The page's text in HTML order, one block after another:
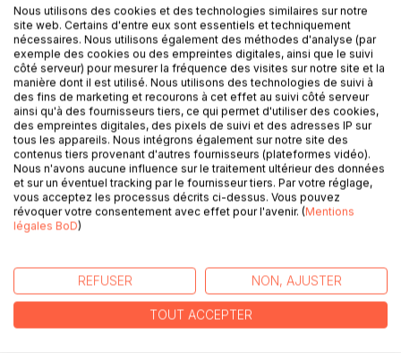
DESCRIPTION
Contaminations - épidémies - contagions - virus...
personne n'est à l''abri !
Certains(es) sont immunisés(es) naturellement, mais hélas,
beaucoup d'entre nous ne fabriquent pas suffisamment
d'anticorps et sommes à la merci de tout ce qui traîne.
Maladies virales, infectieuses ou orphelines, quelques-une
n'ont encore aucun traitement ou vaccin approprié et la
mort rôde à chaque instant ! mais il existe cependant un
procédé vieux comme le monde, naturel à 100%, sans
effets secondaires ni indésirables : la PRIÈRE et la pensée
Que ce soit pour lutter contre une infection déjà établie ou
simplement se protéger... quel est le risque de son
utilisation ? AUCUN, si ce n'est celui d'aller vers un mieux
être !
Nous utilisons des cookies et des technologies similaires sur notre
site web. Certains d'entre eux sont essentiels et techniquement
nécessaires. Nous utilisons également des méthodes d'analyse (par
exemple des cookies ou des empreintes digitales, ainsi que le suivi
côté serveur) pour mesurer la fréquence des visites sur notre site et la
manière dont il est utilisé. Nous utilisons des technologies de suivi à
des fins de marketing et recourons à cet effet au suivi côté serveur
ainsi qu'à des fournisseurs tiers, ce qui permet d'utiliser des cookies,
des empreintes digitales, des pixels de suivi et des adresses IP sur
tous les appareils. Nous intégrons également sur notre site des
contenus tiers provenant d'autres fournisseurs (plateformes vidéo).
Nous n'avons aucune influence sur le traitement ultérieur des données
et sur un éventuel tracking par le fournisseur tiers. Par votre réglage,
vous acceptez les processus décrits ci-dessus. Vous pouvez
révoquer votre consentement avec effet pour l'avenir. (Mentions
légales BoD)
REFUSER NON, AJUSTER
TOUT ACCEPTER